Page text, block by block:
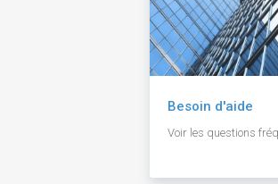
Besoin d'aide
Voir les questions